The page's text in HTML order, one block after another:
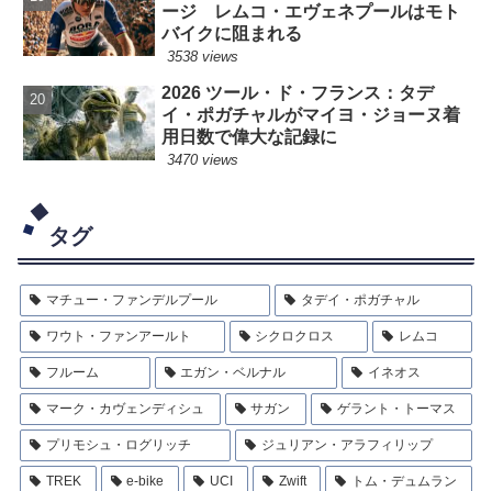
ージ レムコ・エヴェネプールはモト
バイクに阻まれる
3538 views
2026 ツール・ド・フランス：タデ
イ・ポガチャルがマイヨ・ジョーヌ着
用日数で偉大な記録に
3470 views
タグ
マチュー・ファンデルプール タデイ・ポガチャル
ワウト・ファンアールト シクロクロス レムコ
フルーム エガン・ベルナル イネオス
マーク・カヴェンディシュ サガン ゲラント・トーマス
プリモシュ・ログリッチ ジュリアン・アラフィリップ
TREK e-bike UCI Zwift トム・デュムラン